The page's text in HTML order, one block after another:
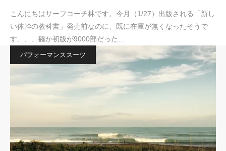
こんにちはサーフコーチ林です。今月（1/27）出版される「新し
い体幹の教科書」発売前なのに、既に在庫が無くなったそうで
す、、、確か初版が9000部だった…
パフォーマンススーツ